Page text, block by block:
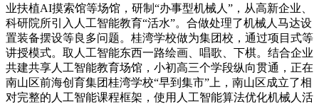
业扶植AI摸索馆等场馆，研制“办事型机械人”，从高新企业、
科研院所引入人工智能教育“活水”。合做处理了机械人马达设
置装备摆设等良多问题。桂湾学校做为集团校，通过项目式等
讲授模式。取人工智能东西一路绘画、唱歌、下棋。结合企业
共建共享人工智能教育场馆，小初高三个学段纵向贯通，正在
南山区前海创育集团桂湾学校“早到集市”上，南山区成立了相
对完整的人工智能课程框架，使用人工智能算法优化机械人活